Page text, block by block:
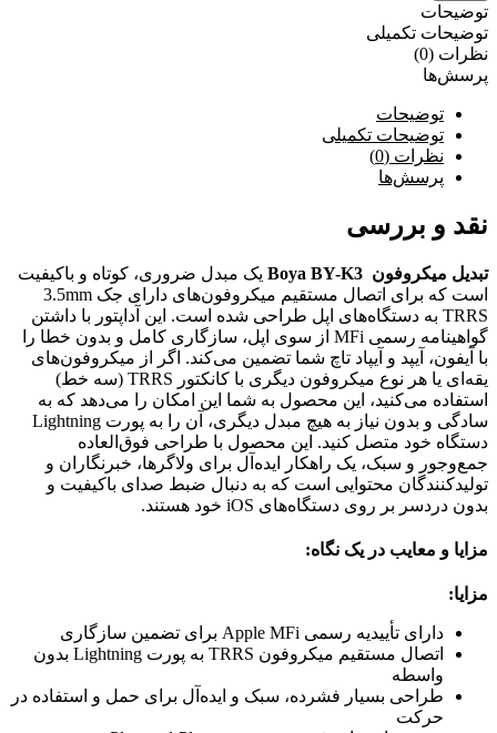
توضیحات
توضیحات تکمیلی
نظرات (0)
پرسش‌ها
توضیحات
توضیحات تکمیلی
نظرات (0)
پرسش‌ها
نقد و بررسی
تبدیل میکروفون Boya BY-K3 یک مبدل ضروری، کوتاه و باکیفیت
است که برای اتصال مستقیم میکروفون‌های دارای جک 3.5mm
TRRS به دستگاه‌های اپل طراحی شده است. این آداپتور با داشتن
گواهینامه رسمی MFi از سوی اپل، سازگاری کامل و بدون خطا را
با آیفون، آیپد و آیپاد تاچ شما تضمین می‌کند. اگر از میکروفون‌های
یقه‌ای یا هر نوع میکروفون دیگری با کانکتور TRRS (سه خط)
استفاده می‌کنید، این محصول به شما این امکان را می‌دهد که به
سادگی و بدون نیاز به هیچ مبدل دیگری، آن را به پورت Lightning
دستگاه خود متصل کنید. این محصول با طراحی فوق‌العاده
جمع‌وجور و سبک، یک راهکار ایده‌آل برای ولاگرها، خبرنگاران و
تولیدکنندگان محتوایی است که به دنبال ضبط صدای باکیفیت و
بدون دردسر بر روی دستگاه‌های iOS خود هستند.
مزایا و معایب در یک نگاه:
مزایا:
دارای تأییدیه رسمی Apple MFi برای تضمین سازگاری
اتصال مستقیم میکروفون TRRS به پورت Lightning بدون
واسطه
طراحی بسیار فشرده، سبک و ایده‌آل برای حمل و استفاده در
حرکت